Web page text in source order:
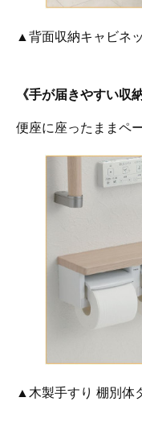
▲背面収納キャビネ
《手が届きやすい収
便座に座ったままペ
▲木製手すり 棚別体